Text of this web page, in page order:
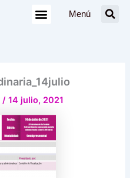
Menú
/14 julio, 2021